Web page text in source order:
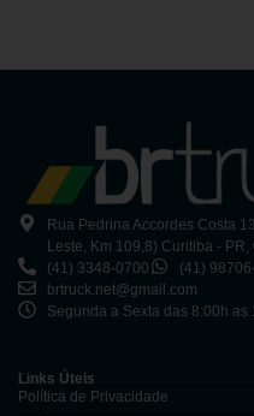
Rua Pedrina Accordes Costa
Leste, Km 109,8) Curitiba -
(41) 3348-0700
(41)
brtruck.net@gmail.com
Segunda a Sexta das 8:00h as
Links Úteis
Política de Privacidade